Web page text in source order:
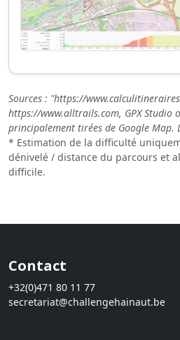
Sources : "https://
https://www.alltrails.com, GPX Studio
principalement tirées de Google Map.
* Estimation de la difficulté
dénivelé / distance du parcours et
difficile.
Contact
+32(0)471 80 11 77
secretariat@challengehainaut.be